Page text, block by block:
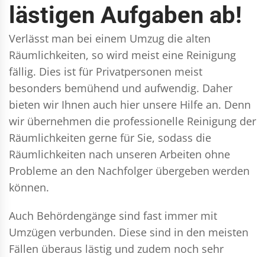
lästigen Aufgaben ab!
Verlässt man bei einem Umzug die alten
Räumlichkeiten, so wird meist eine Reinigung
fällig. Dies ist für Privatpersonen meist
besonders bemühend und aufwendig. Daher
bieten wir Ihnen auch hier unsere Hilfe an. Denn
wir übernehmen die professionelle Reinigung der
Räumlichkeiten gerne für Sie, sodass die
Räumlichkeiten nach unseren Arbeiten ohne
Probleme an den Nachfolger übergeben werden
können.
Auch Behördengänge sind fast immer mit
Umzügen verbunden. Diese sind in den meisten
Fällen überaus lästig und zudem noch sehr